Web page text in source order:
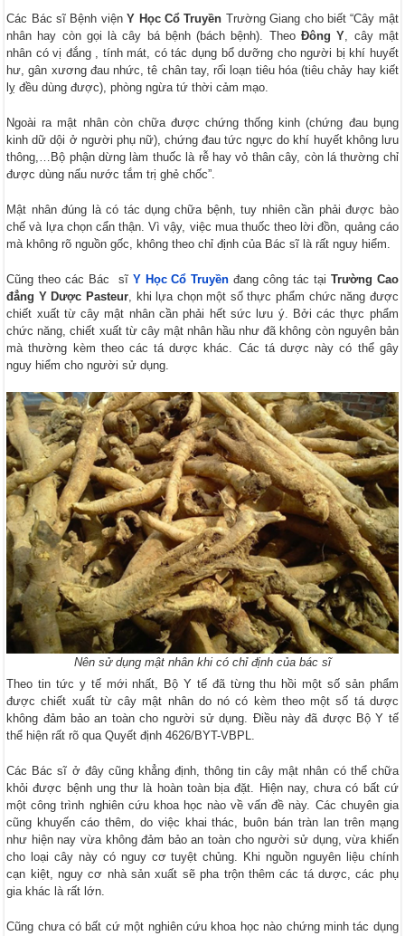
Các Bác sĩ Bệnh việnY Học Cổ Truyền Trường Giang cho biết “Cây mật
nhân hay còn gọi là cây bá bệnh (bách bệnh). Theo Đông Y, cây mật
nhân có vị đắng , tính mát, có tác dụng bổ dưỡng cho người bị khí huyết
hư, gân xương đau nhức, tê chân tay, rối loạn tiêu hóa (tiêu chảy hay kiết
lỵ đều dùng được), phòng ngừa tứ thời cảm mạo.
Ngoài ra mật nhân còn chữa được chứng thống kinh (chứng đau bụng
kinh dữ dội ở người phụ nữ), chứng đau tức ngực do khí huyết không lưu
thông,…Bộ phận dừng làm thuốc là rễ hay vỏ thân cây, còn lá thường chỉ
được dùng nấu nước tắm trị ghẻ chốc”.
Mật nhân đúng là có tác dụng chữa bệnh, tuy nhiên cần phải được bào
chế và lựa chọn cẩn thận. Vì vậy, việc mua thuốc theo lời đồn, quảng cáo
mà không rõ nguồn gốc, không theo chỉ định của Bác sĩ là rất nguy hiểm.
Cũng theo các Bác sĩ Y Học Cổ Truyền đang công tác tại Trường Cao
đẳng Y Dược Pasteur, khi lựa chọn một số thực phẩm chức năng được
chiết xuất từ cây mật nhân cần phải hết sức lưu ý. Bởi các thực phẩm
chức năng, chiết xuất từ cây mật nhân hầu như đã không còn nguyên bản
mà thường kèm theo các tá dược khác. Các tá dược này có thể gây
nguy hiểm cho người sử dụng.
Nên sử dụng mật nhân khi có chỉ định của bác sĩ
Theo tin tức y tế mới nhất, Bộ Y tế đã từng thu hồi một số sản phẩm
được chiết xuất từ cây mật nhân do nó có kèm theo một số tá dược
không đảm bảo an toàn cho người sử dụng. Điều này đã được Bộ Y tế
thể hiện rất rõ qua Quyết định 4626/BYT-VBPL.
Các Bác sĩ ở đây cũng khẳng định, thông tin cây mật nhân có thể chữa
khỏi được bệnh ung thư là hoàn toàn bịa đặt. Hiện nay, chưa có bất cứ
một công trình nghiên cứu khoa học nào về vấn đề này. Các chuyên gia
cũng khuyến cáo thêm, do việc khai thác, buôn bán tràn lan trên mạng
như hiện nay vừa không đảm bảo an toàn cho người sử dụng, vừa khiến
cho loại cây này có nguy cơ tuyệt chủng. Khi nguồn nguyên liệu chính
cạn kiệt, nguy cơ nhà sản xuất sẽ pha trộn thêm các tá dược, các phụ
gia khác là rất lớn.
Cũng chưa có bất cứ một nghiên cứu khoa học nào chứng minh tác dụng